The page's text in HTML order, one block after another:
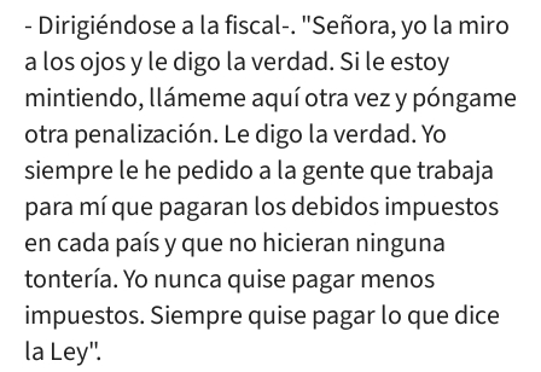
- Dirigiéndose a la fiscal-. "Señora, yo la miro
a los ojos y le digo la verdad. Si le estoy
mintiendo, llámeme aquí otra vez y póngame
otra penalización. Le digo la verdad. Yo
siempre le he pedido a la gente que trabaja
para mí que pagaran los debidos impuestos
en cada país y que no hicieran ninguna
tontería. Yo nunca quise pagar menos
impuestos. Siempre quise pagar lo que dice
la Ley".